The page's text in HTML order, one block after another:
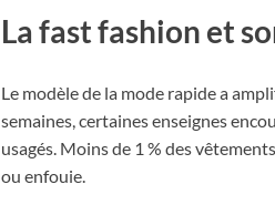
La fast fashion et
Le modèle de la mode rapide a
semaines, certaines enseignes
usagés. Moins de 1 % des
ou enfouie.